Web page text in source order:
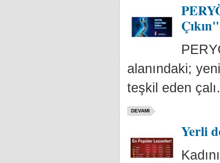
Çıkın"
alanındaki;
teşkil eden
DEVAMI
Yerli